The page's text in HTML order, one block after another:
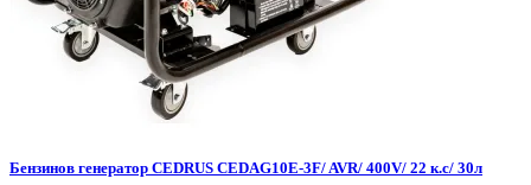
Бензинов генератор CEDRUS CEDAG10E-3F/ AVR/ 400V/ 22 к.с/ 30л